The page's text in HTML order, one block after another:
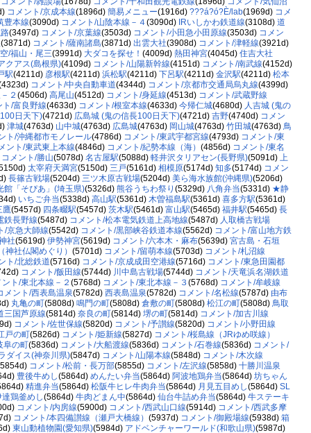
コメント/京成本線(1896d) 簡易メニュー(1916d) ???á?ó?È/lab(1969d) コメ
豊本線(3090d) コメント/山陰本線－４(3090d) IRいしかわ鉄道線(3108d) 道
(3497d) コメント/京葉線(3503d) コメント/小田急小田原線(3503d) コメン
(3871d) コメント/薩南諸島(3871d) 出雲大社(3908d) コメント/津軽線(3921d)
/福山・尾三(3991d) 大ダコを探せ！ (4009d) 熱田神宮(4045d) 住吉大社
クアス(島根県)(4109d) コメント/山陽新幹線(4151d) コメント/南武線(4152d)
駅(4211d) 彦根駅(4211d) 浜松駅(4211d) 下呂駅(4211d) 金沢駅(4211d) 松本
コメント/中央自動車道(4344d) コメント/京都市交通局烏丸線(4399d)
２ (4506d) 高尾山(4512d) コメント/身延線(4513d) コメント/武蔵野線
ト/富良野線(4633d) コメント/根室本線(4633d) 今帰仁城(4680d) 人吉城 (鬼の
日天下)(4721d) 広島城 (鬼の信長100日天下)(4721d) 吉野(4740d) コメン
津城(4763d) 山中城(4763d) 広島城(4763d) 岡山城(4763d) 竹田城(4763d) 鳥
ト/沖縄都市モノレール(4786d) コメント/東武宇都宮線(4793d) コメント/東
ント/東武東上本線(4846d) コメント/紀勢本線（海） (4856d) コメント/東名
コメント/勝山(5078d) 名古屋駅(5088d) 軽井沢タリアセン(長野県)(5091d)
上
太宰府天満宮(5150d) 三戸(5161d) 相模原(5174d) 知多(5174d) コメン
長篠古戦場(5204d) 三ツ木原古戦場(5204d) 美ら海水族館(沖縄県)(5206d)
「そぴあ」(埼玉県)(5326d) 熊谷うちわ祭り (5329d) 八角弁当(5331d) ★静
いちご弁当(5338d) 高山駅(5361d) 木曽福島駅(5361d) 喜多方駅(5361d)
鷹(5457d) 四条畷駅(5457d) 茨木駅(5461d) 富山駅(5465d) 福井駅(5465d) 長
鉄長野線(5487d) コメント/松本電気鉄道上高地線(5487d) 人取橋古戦場
/京急大師線(5542d) コメント/黒部峡谷鉄道本線(5562d) コメント/富山地方鉄
社(5619d) 伊勢神宮(5619d) コメント/六本木・麻布(5639d) 宮古島・石垣
神社仏閣めぐり） (5701d) コメント/留萌本線(5703d) コメント/札沼線
ト/北総鉄道(5716d) コメント/京成成田空港線(5716d) コメント/東急田園都
コメント/飯田線(5744d) 川中島古戦場(5744d) コメント/天竜浜名湖鉄道
ント/東北本線－２ (5768d) コメント/東北本線－３ (5768d) コメント/牟岐線
メント/西表島温泉(5782d) 西表島温泉(5782d) コメント/名松線(5787d) 由布
丸亀の町(5808d) 鳴門の町(5808d) 倉敷の町(5808d) 松江の町(5808d) 鳥取
三国芦原線(5814d) 奈良の町(5814d) 堺の町(5814d) コメント/加古川線
コメント/佐世保線(5820d) コメント/予讃線(5820d) コメント/小野田線
戸の町(5826d) コメント/姫新線(5827d) コメント/桜島線（JRゆめ咲線）
阜の町(5836d) コメント/大船渡線(5836d) コメント/石巻線(5836d) コメント/
ダイス(神奈川県)(5847d) コメント/山陽本線(5848d) コメント/木次線
コメント/松前・長万部(5855d) コメント/左沢線(5858d) 十勝川温泉
豊後牛めし(5864d) めんたい弁当(5864d) 阿波地鶏弁当(5864d) 坊ちゃん
精進弁当(5864d) 松阪牛ヒレ牛肉弁当(5864d) 月見五目めし(5864d) SL
達鶏釜めし(5864d) 牛肉どまん中(5864d) 仙台牛詰め弁当(5864d) 牛ステーキ
コメント/内房線(5900d) コメント/西武山口線(5914d) コメント/西武多摩
コメント/本四備讃線（瀬戸大橋線） (5937d) コメント/御殿場線(5938d) 箱
東山動植物園(愛知県)(5984d) アドベンチャーワールド(和歌山県)(5987d)